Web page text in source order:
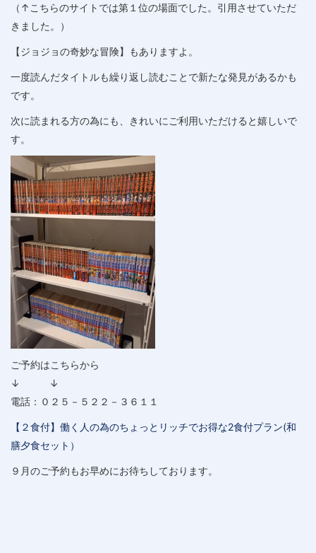
（↑こちらのサイトでは第１位の場面でした。引用させていただ
きました。）
【ジョジョの奇妙な冒険】もありますよ。
一度読んだタイトルも繰り返し読むことで新たな発見があるかも
です。
次に読まれる方の為にも、きれいにご利用いただけると嬉しいで
す。
ご予約はこちらから
↓ ↓
電話：０２５－５２２－３６１１
【２食付】働く人の為のちょっとリッチでお得な2食付プラン(和
膳夕食セット）
９月のご予約もお早めにお待ちしております。